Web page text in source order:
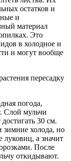
остатков и
и
материал
Это
в холодное и
и могут вообще
пересадку
погода,
Слой мульчи
30 см.
зимние холода, но
луковиц, а значит
После
откидывают.